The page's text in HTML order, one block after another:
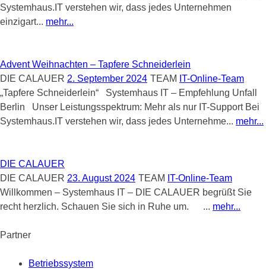
Systemhaus.IT verstehen wir, dass jedes Unternehmen
einzigart... mehr...
Advent Weihnachten – Tapfere Schneiderlein
DIE CALAUER 2. September 2024 TEAM IT-Online-Team
„Tapfere Schneiderlein“ Systemhaus IT – Empfehlung Unfall
Berlin Unser Leistungsspektrum: Mehr als nur IT-Support Bei
Systemhaus.IT verstehen wir, dass jedes Unternehme... mehr...
DIE CALAUER
DIE CALAUER 23. August 2024 TEAM IT-Online-Team
Willkommen – Systemhaus IT – DIE CALAUER begrüßt Sie
recht herzlich. Schauen Sie sich in Ruhe um. ... mehr...
Partner
Betriebssystem